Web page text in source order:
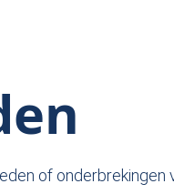
of onderbrekingen